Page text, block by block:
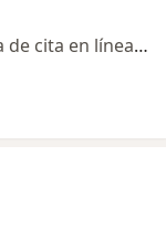
Este especialista no ofrece reserva de cita en línea en esta dirección.